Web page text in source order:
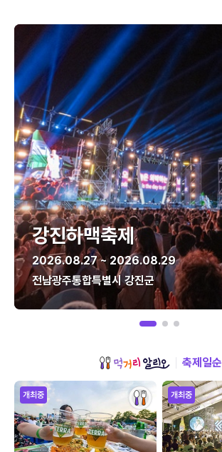
강진하맥축제
2026.08.27 ~ 2026.08.29
전남광주통합특별시 강진군
축제일순
개최중 개최중